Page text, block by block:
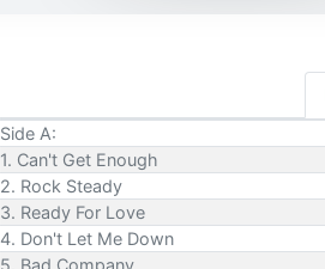
Side A:
1. Can't Get Enough
2. Rock Steady
3. Ready For Love
4. Don't Let Me Down
5. Bad Company